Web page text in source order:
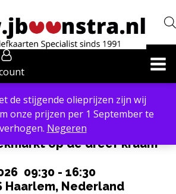
de stijgende olieprijzen zijn wij
onze prijzen per 1 September te
verhogen. Negeren
Powered by Translate
op de dreef kraam
09:30 - 16:30
Haarlem, Nederland